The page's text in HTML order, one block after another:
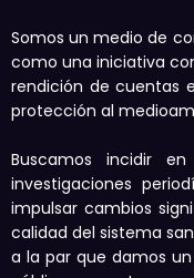
Somos un medio de
como una iniciativa
rendición de cuentas
protección al
Buscamos incidir
investigaciones
impulsar cambios
calidad del sistema
a la par que damos